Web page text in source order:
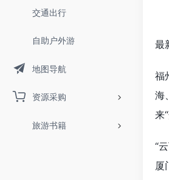
交通出行
自助户外游
地图导航
资源采购
旅游书籍
最
福
海
来
“
厦